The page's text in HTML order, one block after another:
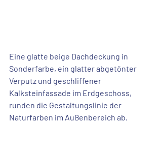
Eine glatte beige Dachdeckung in
Sonderfarbe, ein glatter abgetönter
Verputz und geschliffener
Kalksteinfassade im Erdgeschoss,
runden die Gestaltungslinie der
Naturfarben im Außenbereich ab.